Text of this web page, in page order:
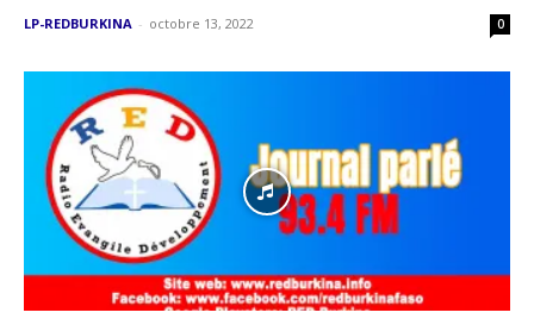
LP-REDBURKINA - octobre 13, 2022 0